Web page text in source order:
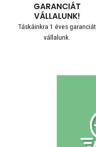
GARANCIÁT
VÁLLALUNK!
Táskáinkra 1 éves garanciát
vállalunk.